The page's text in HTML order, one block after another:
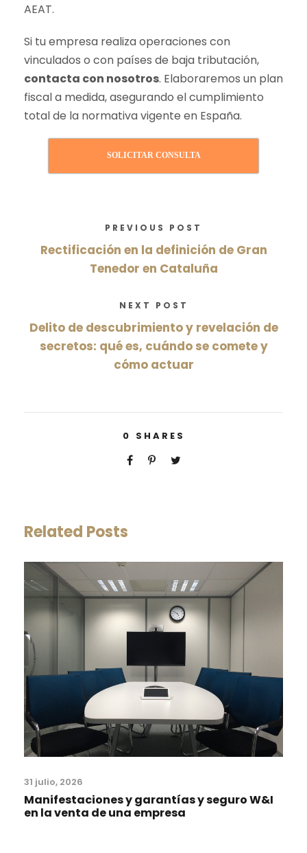
AEAT.
Si tu empresa realiza operaciones con
vinculados o con países de baja tributación,
contacta con nosotros. Elaboraremos un plan
fiscal a medida, asegurando el cumplimiento
total de la normativa vigente en España.
SOLICITAR CONSULTA
PREVIOUS POST
Rectificación en la definición de Gran
Tenedor en Cataluña
NEXT POST
Delito de descubrimiento y revelación de
secretos: qué es, cuándo se comete y
cómo actuar
0 SHARES
Related Posts
31 julio, 2026
Manifestaciones y garantías y seguro W&I
en la venta de una empresa